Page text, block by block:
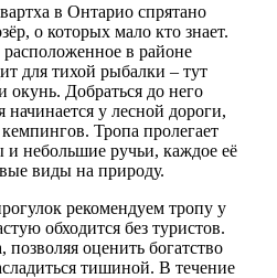
в Онтарио спрятано
о которых мало кто знает.
в районе
для тихой рыбалки – тут
Добраться до него
у лесной дороги,
Тропа пролегает
небольшие ручьи, каждое её
виды на природу.
рекомендуем тропу у
обходится без туристов.
позволяя оценить богатство
тишиной. В течение